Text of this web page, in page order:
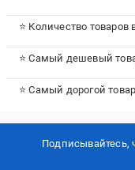
⭐ Количество товаров
⭐ Самый дешевый
⭐ Самый дорогой товар
Подписывайтесь,